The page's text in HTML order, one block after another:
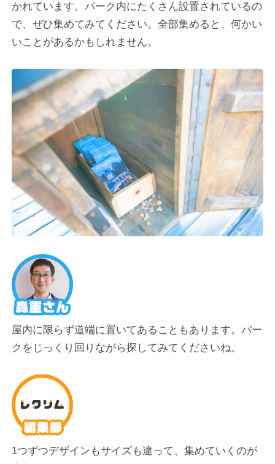
かれています。パーク内にたくさん設置されているの
で、ぜひ集めてみてください。全部集めると、何かい
いことがあるかもしれません。
屋内に限らず道端に置いてあることもあります。パー
クをじっくり回りながら探してみてくださいね。
1つずつデザインもサイズも違って、集めていくのが